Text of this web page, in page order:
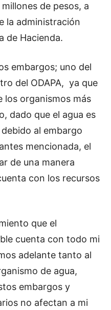
de pesos, a
la administración
de Hacienda.
embargos; uno del
del ODAPA, ya que
los organismos más
dado que el agua es
al embargo
mencionada, el
de una manera
con los recursos
que el
cuenta con todo mi
adelante tanto al
de agua,
embargos y
no afectan a mi